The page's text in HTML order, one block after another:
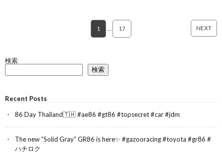
1 17 NEXT
検索
検索
Recent Posts
86 Day Thailand🇹🇭 #ae86 #gt86 #topsecret #car #jdm
The new “Solid Gray” GR86 is here✨ #gazooracing #toyota #gr86 #
ハチロク